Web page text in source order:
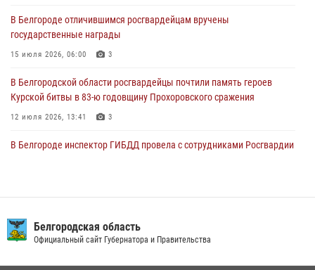
«Я расскажу вам о Герое»: история подполковника милиции в
отставке Виктора Хайрулика (видео)
03 августа 2026, 10:37
В Белгороде отличившимся росгвардейцам вручены
государственные награды
15 июля 2026, 06:00 3
В Белгородской области росгвардейцы почтили память героев
Курской битвы в 83-ю годовщину Прохоровского сражения
12 июля 2026, 13:41 3
В Белгороде инспектор ГИБДД провела с сотрудниками Росгвардии
подготовке спецподразделения в эфире радио «России - Белгород»
22 июля 2026, 14:36
Белгородская область
Официальный сайт Губернатора и Правительства